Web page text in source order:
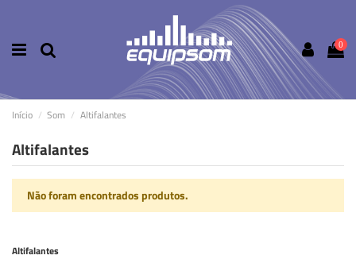
0
Início Som Altifalantes
Altifalantes
Não foram encontrados produtos.
Altifalantes